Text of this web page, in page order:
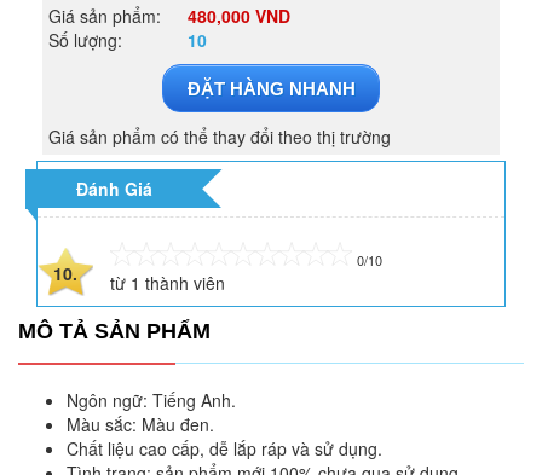
Giá sản phẩm:
480,000 VND
Số lượng:
10
ĐẶT HÀNG NHANH
Giá sản phẩm có thể thay đổi theo thị trường
Đánh Giá
10.
0/10
từ 1 thành viên
MÔ TẢ SẢN PHẨM
Ngôn ngữ: Tiếng Anh.
Màu sắc: Màu đen.
Chất liệu cao cấp, dễ lắp ráp và sử dụng.